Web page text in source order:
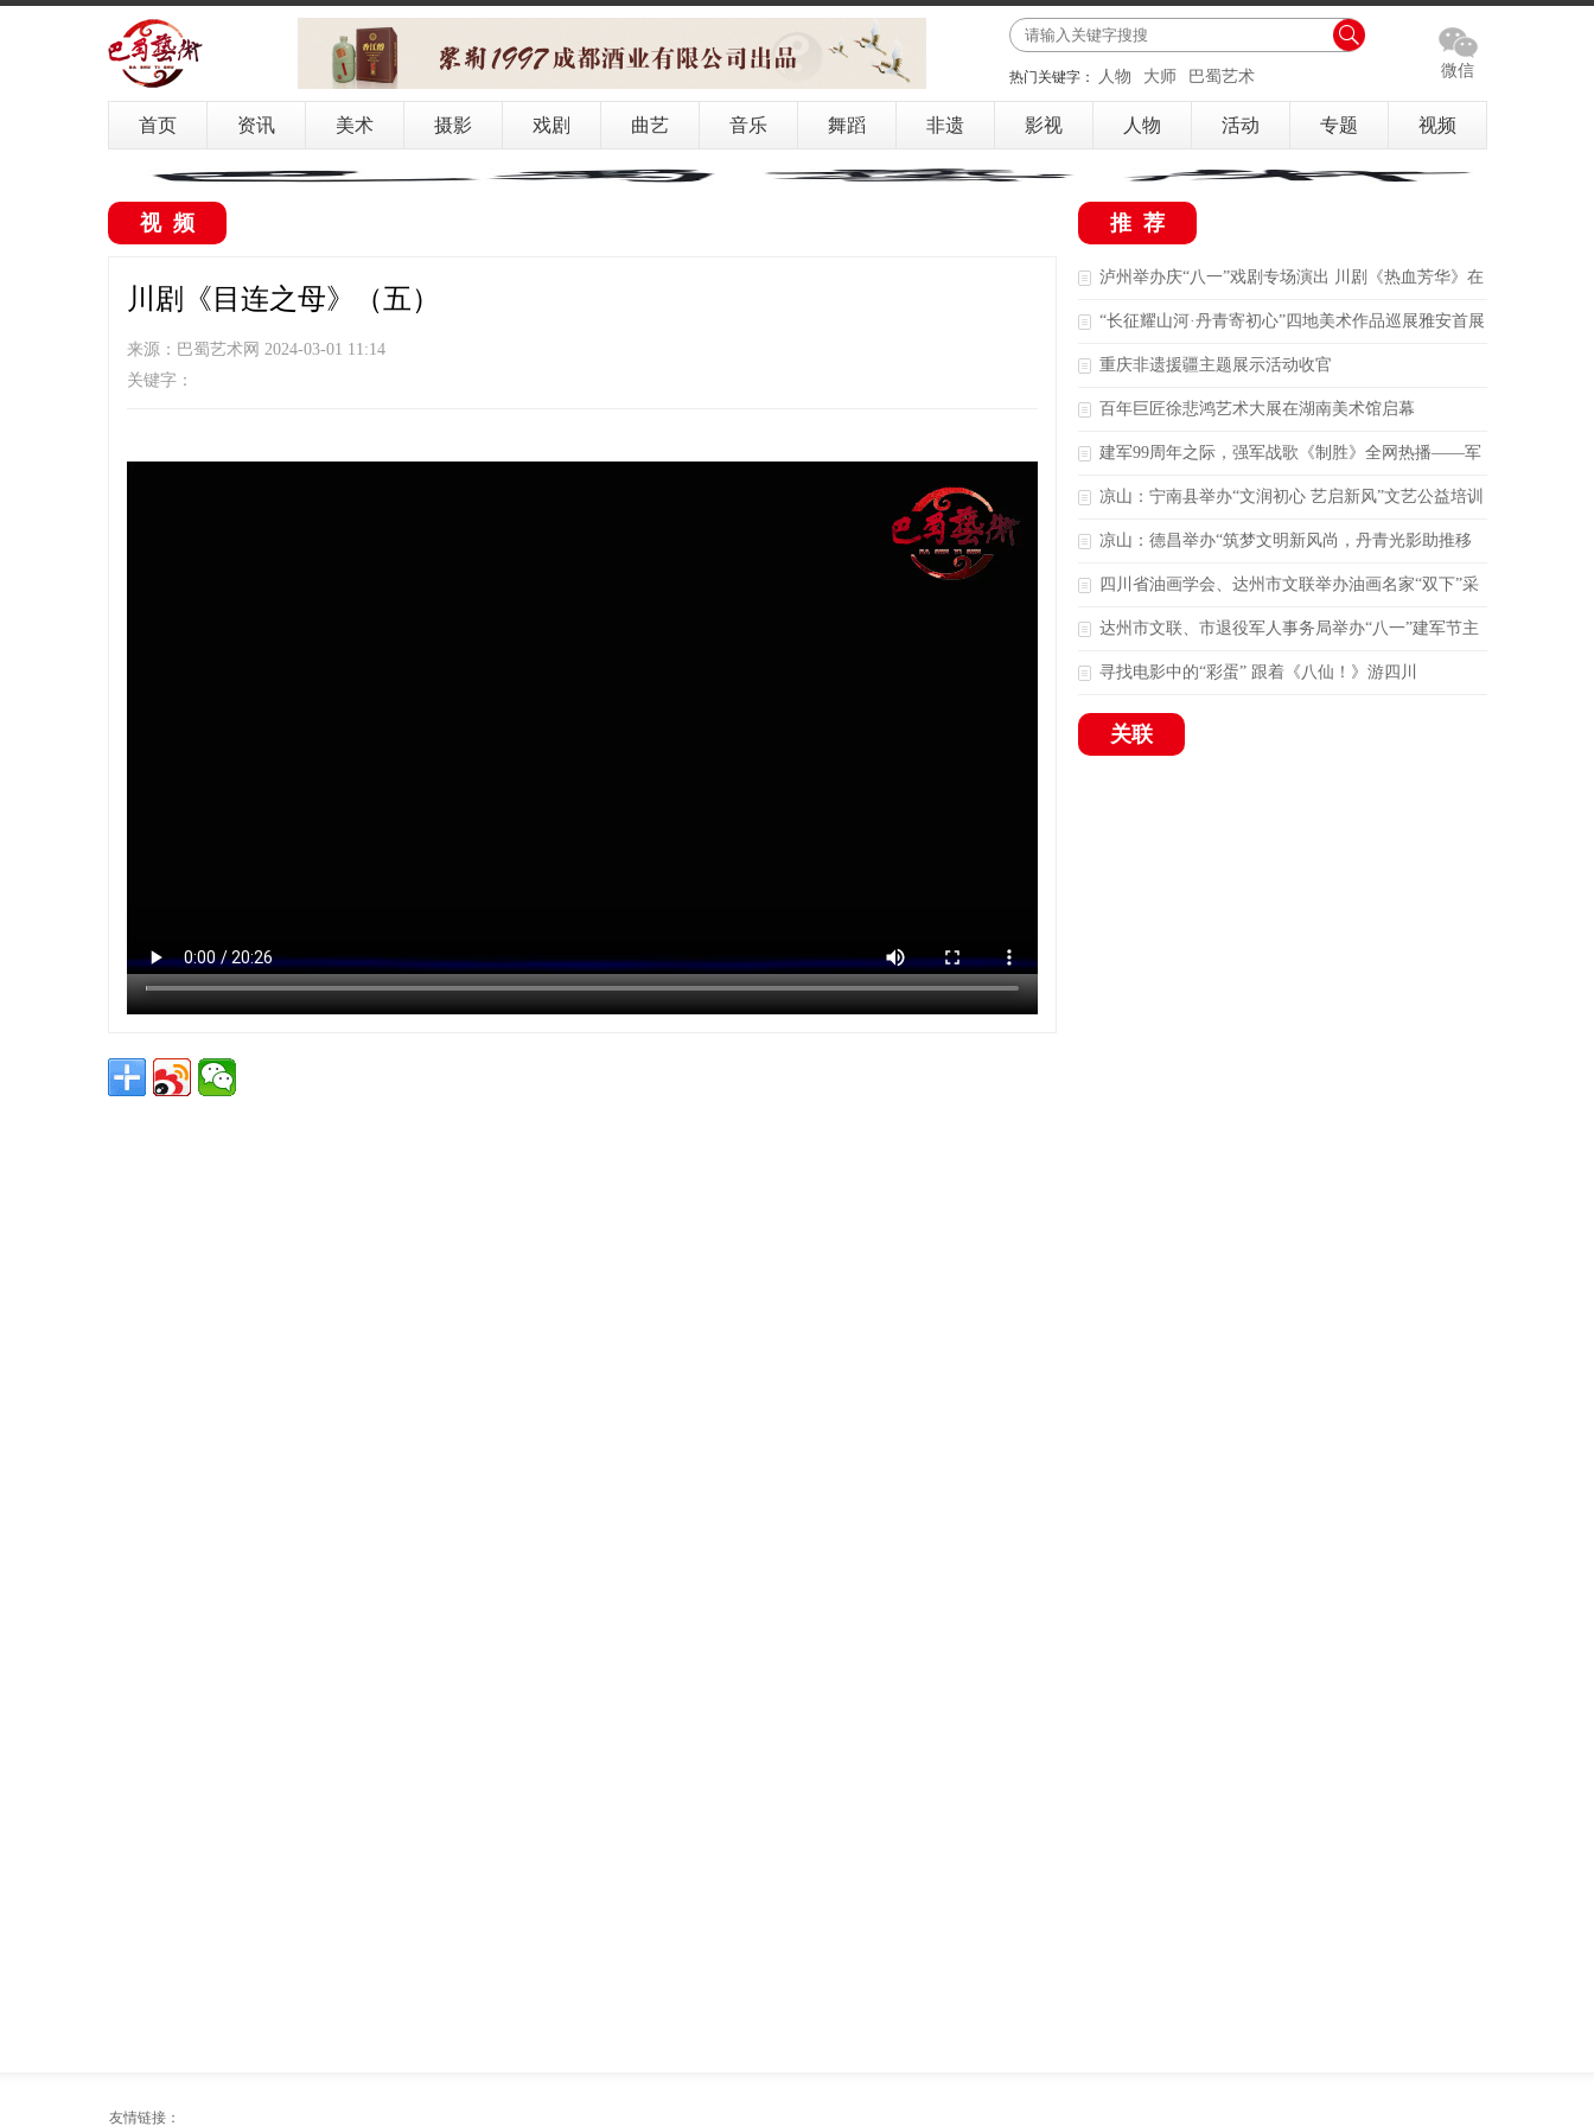
热门关键字： 人物 大师 巴蜀艺术 微信
首页 资讯 美术 摄影 戏剧 曲艺 音乐 舞蹈 非遗 影视 人物 活动 专题 视频
视频
川剧《目连之母》（五）
来源：巴蜀艺术网 2024-03-01 11:14
关键字：
推荐
泸州举办庆“八一”戏剧专场演出 川剧《热血芳华》在
江阳艺术宫上演
“长征耀山河·丹青寄初心”四地美术作品巡展雅安首展
启幕
重庆非遗援疆主题展示活动收官
百年巨匠徐悲鸿艺术大展在湖南美术馆启幕
建军99周年之际，强军战歌《制胜》全网热播——军
歌不能只写勇敢，还要写出智慧和胜战能力
凉山：宁南县举办“文润初心 艺启新风”文艺公益培训
班
凉山：德昌举办“筑梦文明新风尚，丹青光影助推移
风易俗”主题公益展
四川省油画学会、达州市文联举办油画名家“双下”采
风创作作品捐赠仪式
达州市文联、市退役军人事务局举办“八一”建军节主
题联谊活动
寻找电影中的“彩蛋” 跟着《八仙！》游四川
关联
友情链接：